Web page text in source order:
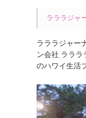
ラララジャ
ラララジャー
ン会社 ラララ
のハワイ生活